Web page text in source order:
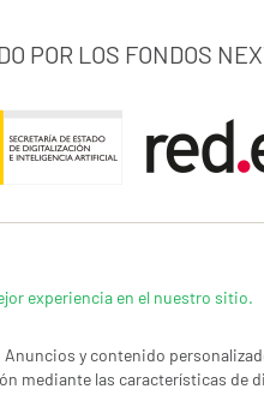
POR LOS FONDOS
POLÍTICA DE PRIVACIDAD |CANAL DE
experiencia en el nuestro sitio.
y contenido
mediante las características de